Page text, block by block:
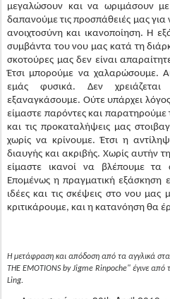
Έτσι μπορούμε να χαλαρώσουμε.
εμάς φυσικά. Δεν
εξαναγκάσουμε. Ούτε υπάρχει
είμαστε παρόντες και παρατηρούμε
και τις προκαταλήψεις μας
χωρίς να κρίνουμε. Έτσι η
διαυγής και ακριβής. Χωρίς αυτήν
είμαστε ικανοί να βλέπουμε τα
Επομένως η πραγματική εξάσκηση
ιδέες και τις σκέψεις στο νου μας
κριτικάρουμε, και η κατανόηση θα
Η μετάφραση και απόδοση από τα αγγλικά στα
THE EMOTIONS by Jigme Rinpoche" έγινε
Ling